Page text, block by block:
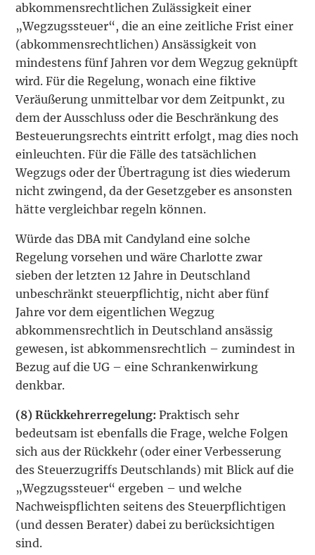
abkommensrechtlichen Zulässigkeit einer
„Wegzugssteuer“, die an eine zeitliche Frist einer
(abkommensrechtlichen) Ansässig­keit von
mindestens fünf Jahren vor dem Wegzug geknüpft
wird. Für die Regelung, wonach eine fiktive
Veräußerung unmittelbar vor dem Zeitpunkt, zu
dem der Ausschluss oder die Beschränkung des
Besteuerungsrechts eintritt erfolgt, mag dies noch
einleuchten. Für die Fälle des tatsächlichen
Wegzugs oder der Übertragung ist dies wiederum
nicht zwingend, da der Gesetzgeber es ansonsten
hätte vergleichbar regeln können.
Würde das DBA mit Candyland eine solche
Regelung vorsehen und wäre Charlotte zwar
sieben der letzten 12 Jahre in Deutschland
unbeschränkt steuerpflichtig, nicht aber fünf
Jahre vor dem eigentlichen Wegzug
abkommensrechtlich in Deutschland ansässig
gewesen, ist abkommensrechtlich – zumindest in
Bezug auf die UG – eine Schranken­wirkung
denkbar.
(8) Rückkehrerregelung: Praktisch sehr
bedeutsam ist ebenfalls die Frage, welche Folgen
sich aus der Rückkehr (oder einer Verbesserung
des Steuerzugriffs Deutschlands) mit Blick auf die
„Wegzugssteuer“ ergeben – und welche
Nachweispflichten seitens des Steuer­pflichtigen
(und dessen Berater) dabei zu berücksichtigen
sind.